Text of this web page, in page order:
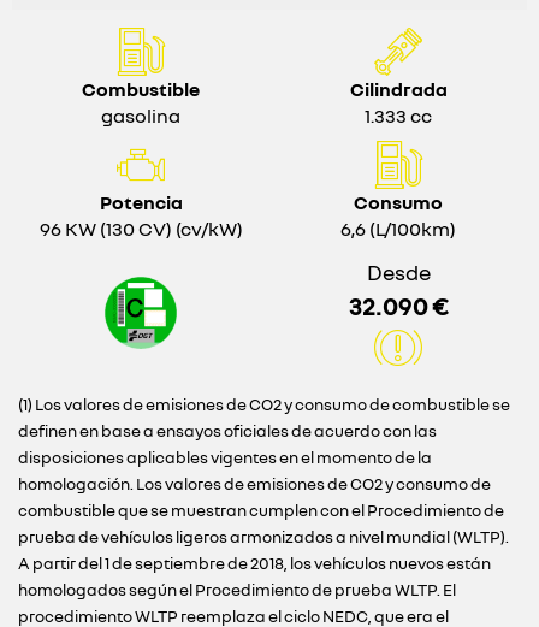
Combustible
gasolina
Cilindrada
1.333 cc
Potencia
96 KW (130 CV) (cv/kW)
Consumo
6,6 (L/100km)
Desde
32.090 €
(1) Los valores de emisiones de CO2 y consumo de combustible se
definen en base a ensayos oficiales de acuerdo con las
disposiciones aplicables vigentes en el momento de la
homologación. Los valores de emisiones de CO2 y consumo de
combustible que se muestran cumplen con el Procedimiento de
prueba de vehículos ligeros armonizados a nivel mundial (WLTP).
A partir del 1 de septiembre de 2018, los vehículos nuevos están
homologados según el Procedimiento de prueba WLTP. El
procedimiento WLTP reemplaza el ciclo NEDC, que era el